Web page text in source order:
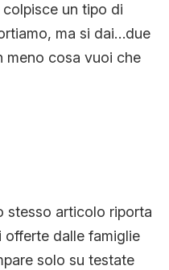
un tipo di
ma si dai…due
meno cosa vuoi che
stesso articolo riporta
offerte dalle famiglie
solo su testate